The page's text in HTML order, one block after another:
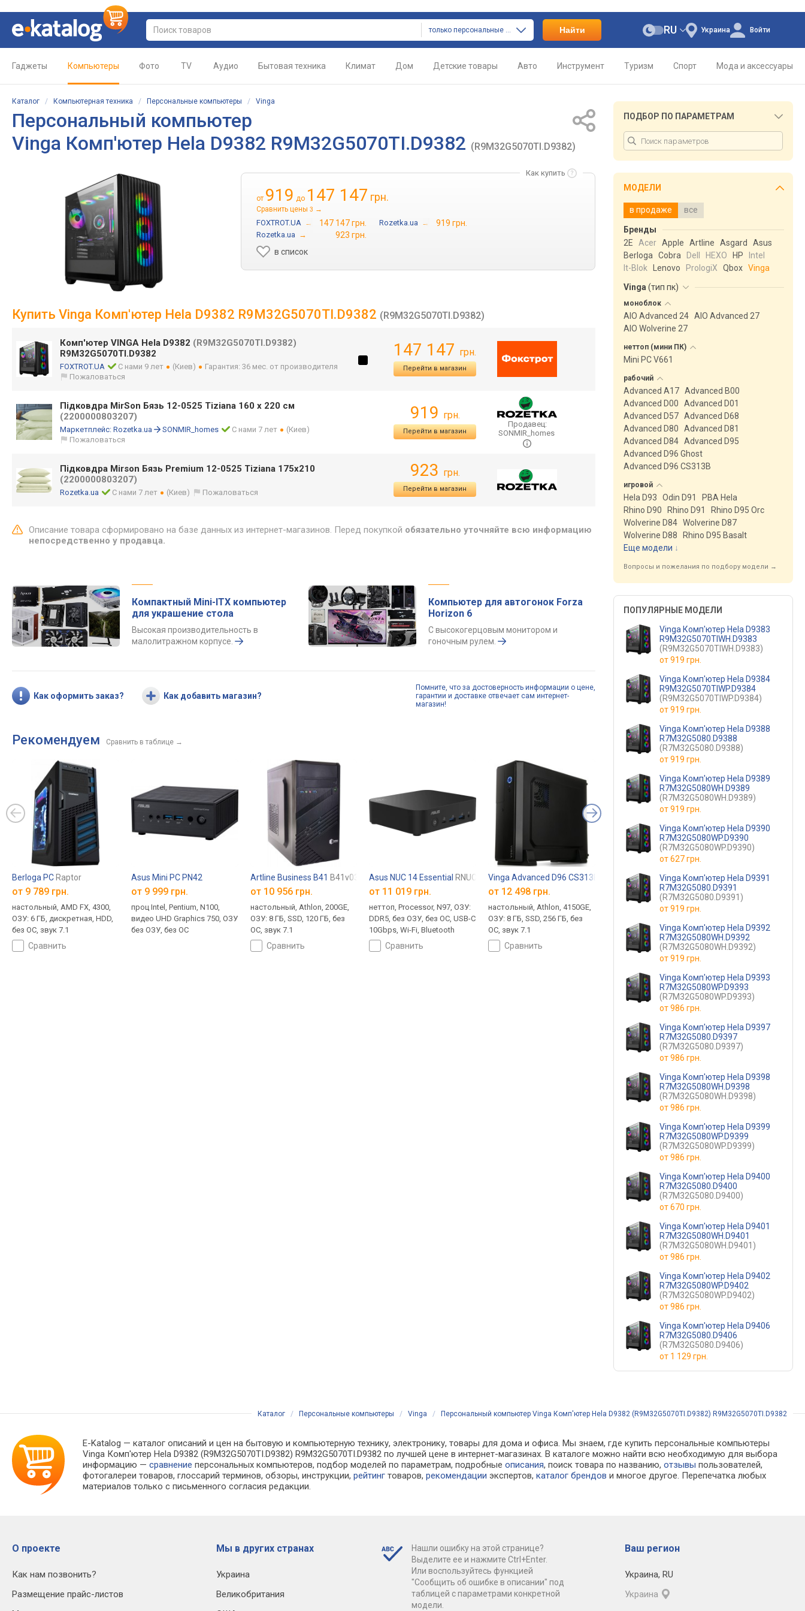
только персональные компьютеры Найти Украина
RU Войти
Гаджеты Компьютеры Фото TV Аудио Бытовая техника Климат Дом Детские товары Авто Инструмент Туризм Спорт Мода и аксессуары
Каталог / Компьютерная техника / Персональные компьютеры / Vinga
Персональный компьютер
Vinga Комп'ютер Hela D9382 R9M32G5070TI.D9382 (R9M32G5070TI.D9382)
Как купить
от 919 до 147 147 грн.
Сравнить цены 3 →
FOXTROT.UA → 147 147 грн. Rozetka.ua → 919 грн.
Rozetka.ua →
923 грн.
в список
Купить Vinga Комп'ютер Hela D9382 R9M32G5070TI.D9382 (R9M32G5070TI.D9382)
Комп'ютер VINGA Hela D9382 (R9M32G5070TI.D9382)
R9M32G5070TI.D9382
FOXTROT.UA С нами 9 лет (Киев)
Гарантия: 36 мес. от производителя
Пожаловаться
147 147 грн.
Перейти в магазин
Підковдра MirSon Бязь 12-0525 Tiziana 160 x 220 см
(2200000803207)
Маркетплейс: Rozetka.ua SONMIR_homes С нами 7 лет
(Киев)
Пожаловаться
919 грн.
Перейти в магазин
Продавец:
SONMIR_homes
Підковдра Mirson Бязь Premium 12-0525 Tiziana 175х210
(2200000803207)
Rozetka.ua С нами 7 лет (Киев) Пожаловаться
923 грн.
Перейти в магазин
Описание товара сформировано на базе данных из интернет-магазинов. Перед покупкой обязательно уточняйте всю информацию
непосредственно у продавца.
Компактный Mini-ITX компьютер
для украшение стола
Высокая производительность в
малолитражном корпусе.
Компьютер для автогонок Forza
Horizon 6
С высокогерцовым монитором и
гоночным рулем.
Как оформить заказ? Как добавить магазин?
Помните, что за достоверность информации о цене,
гарантии и доставке отвечает сам интернет-
магазин!
Рекомендуем Сравнить в таблице →
Berloga PC Raptor
от 9 789 грн.
настольный, AMD FX, 4300,
ОЗУ: 6 ГБ, дискретная, HDD,
без ОС, звук 7.1
сравнить
Asus Mini PC PN42
от 9 999 грн.
проц Intel, Pentium, N100,
видео UHD Graphics 750, ОЗУ
без ОЗУ, без ОС
Artline Business B41 B41v03
от 10 956 грн.
настольный, Athlon, 200GE,
ОЗУ: 8 ГБ, SSD, 120 ГБ, без
ОС, звук 7.1
сравнить
Asus NUC 14 Essential RNUC14MNK9700002
от 11 019 грн.
неттоп, Processor, N97, ОЗУ:
DDR5, без ОЗУ, без ОС, USB-C
10Gbps, Wi-Fi, Bluetooth
сравнить
Vinga Advanced D96 CS313B Advanced D9709
от 12 498 грн.
настольный, Athlon, 4150GE,
ОЗУ: 8 ГБ, SSD, 256 ГБ, без
ОС, звук 7.1
сравнить
Vinga Advanced B00Advanced B0001
14 470 грн.
настольный, Ryzen 5, 5600G,
ОС, звук 7.1
сравнить
Vinga Advanced A17
от 16 288 грн.
16 ГБ, накопитель 2
Windows 10
ПОДБОР ПО ПАРАМЕТРАМ
МОДЕЛИ
в продаже все
Бренды
2E
Acer Apple Artline Asgard
Asus
Berloga
Cobra Dell HEXO HP
Intel
It-Blok
Lenovo PrologiX Qbox Vinga
Vinga (тип пк)
моноблок
AIO Advanced 24 AIO Advanced 27
AIO Wolverine 27
неттоп (мини ПК)
Mini PC V661
рабочий
Advanced A17 Advanced B00
Advanced D00
Advanced D01
Advanced D57 Advanced D68
Advanced D80
Advanced D81
Advanced D84 Advanced D95
Advanced D96 Ghost
Advanced D96 CS313B
игровой
Hela D93 Odin D91
PBA Hela
Rhino D90
Rhino D91
Rhino D95 Orc
Wolverine D84 Wolverine D87
Wolverine D88
Rhino D95 Basalt
Еще модели ↓
Вопросы и пожелания по подбору модели →
ПОПУЛЯРНЫЕ МОДЕЛИ
Vinga Комп'ютер Hela D9383
R9M32G5070TIWH.D9383
(R9M32G5070TIWH.D9383)
от919 грн.
Vinga Комп'ютер Hela D9384
R9M32G5070TIWP.D9384
(R9M32G5070TIWP.D9384)
от919 грн.
Vinga Комп'ютер Hela D9388
R7M32G5080.D9388
(R7M32G5080.D9388)
от919 грн.
Vinga Комп'ютер Hela D9389
R7M32G5080WH.D9389
(R7M32G5080WH.D9389)
от919 грн.
Vinga Комп'ютер Hela D9390
R7M32G5080WP.D9390
(R7M32G5080WP.D9390)
от627 грн.
Vinga Комп'ютер Hela D9391
R7M32G5080.D9391
(R7M32G5080.D9391)
от919 грн.
Vinga Комп'ютер Hela D9392
R7M32G5080WH.D9392
(R7M32G5080WH.D9392)
от919 грн.
Vinga Комп'ютер Hela D9393
R7M32G5080WP.D9393
(R7M32G5080WP.D9393)
от986 грн.
Vinga Комп'ютер Hela D9397
R7M32G5080.D9397
(R7M32G5080.D9397)
от986 грн.
Vinga Комп'ютер Hela D9398
R7M32G5080WH.D9398
(R7M32G5080WH.D9398)
от986 грн.
Vinga Комп'ютер Hela D9399
R7M32G5080WP.D9399
(R7M32G5080WP.D9399)
от986 грн.
Vinga Комп'ютер Hela D9400
R7M32G5080.D9400
(R7M32G5080.D9400)
от670 грн.
Vinga Комп'ютер Hela D9401
R7M32G5080WH.D9401
(R7M32G5080WH.D9401)
от986 грн.
Vinga Комп'ютер Hela D9402
R7M32G5080WP.D9402
(R7M32G5080WP.D9402)
от986 грн.
Vinga Комп'ютер Hela D9406
R7M32G5080.D9406
(R7M32G5080.D9406)
от 1 129 грн.
Каталог / Персональные компьютеры / Vinga / Персональный компьютер Vinga Комп'ютер Hela D9382 (R9M32G5070TI.D9382) R9M32G5070TI.D9382
E-Katalog — каталог описаний и цен на бытовую и компьютерную технику, электронику, товары для дома и офиса. Мы знаем, где купить персональные компьютеры
Vinga Комп'ютер Hela D9382 (R9M32G5070TI.D9382) R9M32G5070TI.D9382 по лучшей цене в интернет-магазинах. В каталоге можно найти всю необходимую для выбора
информацию —сравнение персональных компьютеров, подбор моделей по параметрам, подробныеописания, поиск товара по названию,отзывы пользователей,
фотогалереи товаров, глоссарий терминов, обзоры, инструкции,рейтинг товаров,рекомендации экспертов,каталог брендов и многое другое. Перепечатка любых
материалов только с письменного согласия редакции.
О проекте
Как нам позвонить?
Размещение прайс-листов
Мы в других странах
Украина
Великобритания
Нашли ошибку на этой странице?
Выделите ее и нажмите Ctrl+Enter.
Или воспользуйтесь функцией
"Сообщить об ошибке в описании" под
таблицей с параметрами конкретной
модели.
Ваш регион
Украина, RU
Украина